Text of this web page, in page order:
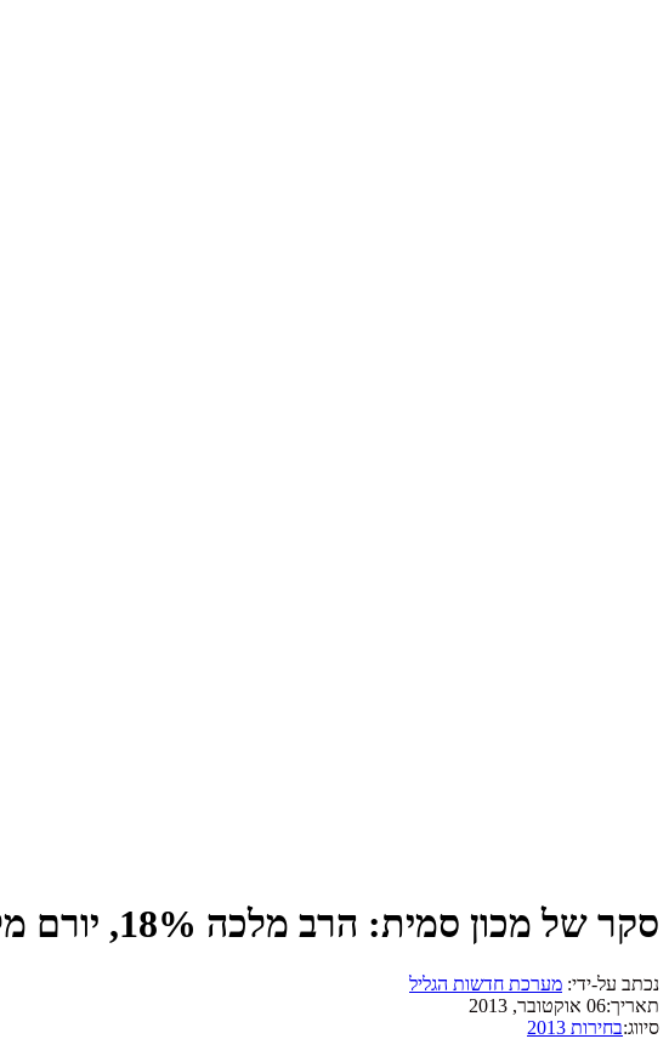
סקר של מכון סמית: הרב מלכה 18%, יורם מלול 16% ובנצי 14%
נכתב על-ידי: מערכת חדשות הגליל
תאריך:06 אוקטובר, 2013
סיווג:בחירות 2013